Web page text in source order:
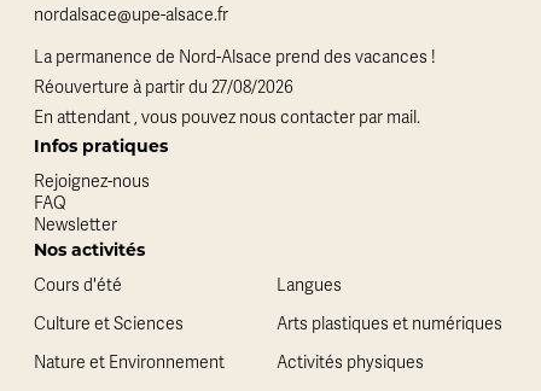
nordalsace@upe-alsace.fr
La permanence de Nord-Alsace prend des vacances !
Réouverture à partir du 27/08/2026
En attendant , vous pouvez nous contacter par mail.
Infos pratiques
Rejoignez-nous
FAQ
Newsletter
Nos activités
Cours d'été
Langues
Culture et Sciences
Arts plastiques et numériques
Nature et Environnement
Activités physiques